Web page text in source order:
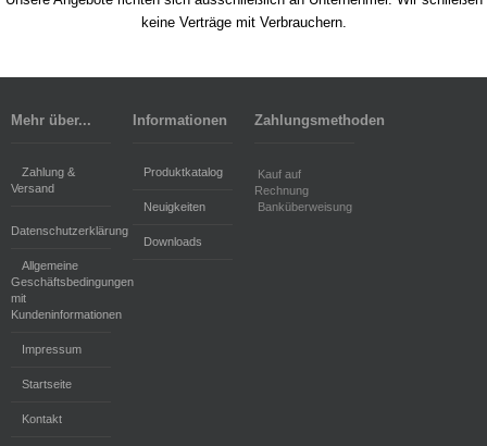
keine Verträge mit Verbrauchern.
Mehr über...
Zahlung &
Versand
Datenschutzerklärung
Allgemeine
Geschäftsbedingungen
mit
Kundeninformationen
Impressum
Startseite
Kontakt
Informationen
Produktkatalog
Neuigkeiten
Downloads
Zahlungsmethoden
Kauf auf
Rechnung
Banküberweisung